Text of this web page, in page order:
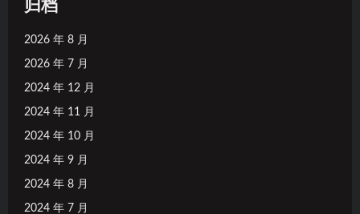
归档
2026 年 8 月
2026 年 7 月
2024 年 12 月
2024 年 11 月
2024 年 10 月
2024 年 9 月
2024 年 8 月
2024 年 7 月